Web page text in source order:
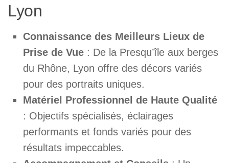
Lyon
Connaissance des Meilleurs Lieux de
Prise de Vue : De la Presqu’île aux berges
du Rhône, Lyon offre des décors variés
pour des portraits uniques.
Matériel Professionnel de Haute Qualité
: Objectifs spécialisés, éclairages
performants et fonds variés pour des
résultats impeccables.